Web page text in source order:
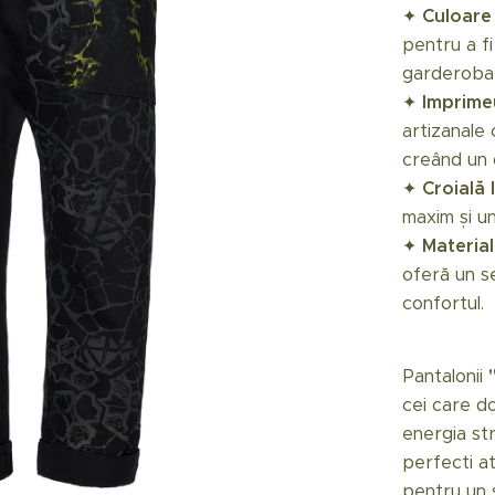
✦
pentru a
✦
artizanale
creând un
✦ Croială
maxim și
✦
oferă un
confortul.
Pantalonii
cei care
energia
perfecti